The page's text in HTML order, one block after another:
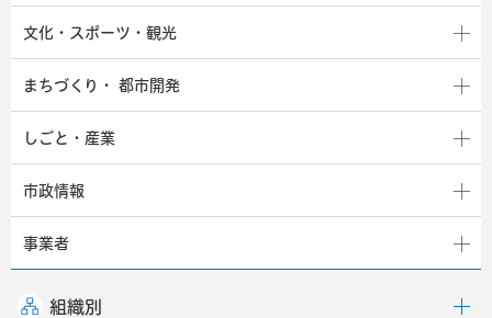
文化・スポーツ・観光
まちづくり・ 都市開発
しごと・産業
市政情報
事業者
組織別